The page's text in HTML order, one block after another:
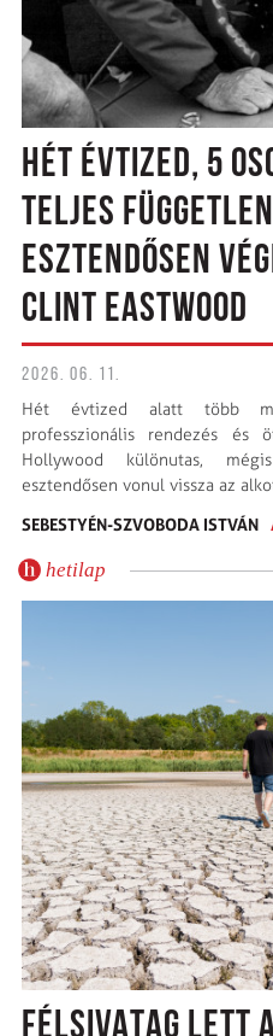
HÉT ÉVTIZED, 5
TELJES
ESZTENDŐSEN
CLINT EASTWOOD
2026. 06. 11.
Hét évtized alatt több
professzionális rendezés és
Hollywood különutas,
esztendősen vonul vissza az
SEBESTYÉN-SZVOBODA ISTVÁN
hetilap